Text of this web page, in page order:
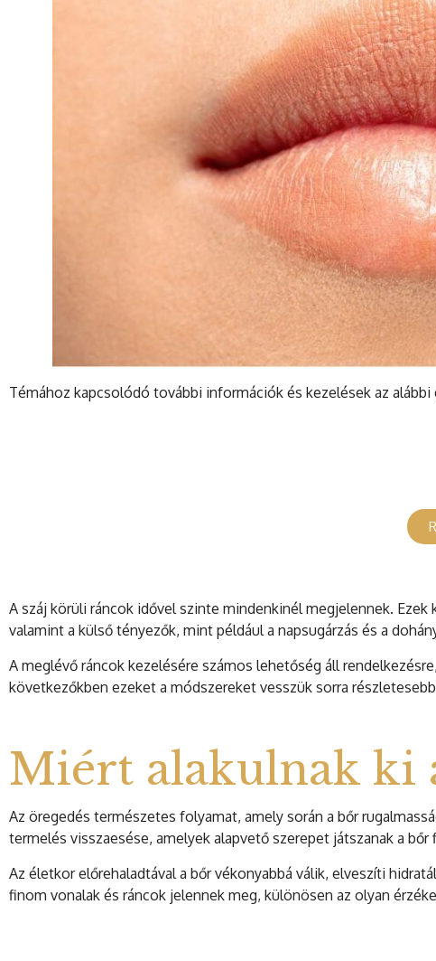
Témához kapcsolódó további információk és kezelések az
A száj körüli ráncok idővel szinte mindenkinél megjelennek.
valamint a külső tényezők, mint például a napsugárzás és a
A meglévő ráncok kezelésére számos lehetőség áll
következőkben ezeket a módszereket vesszük sorra
Miért alakulnak ki
Az öregedés természetes folyamat, amely során a bőr
termelés visszaesése, amelyek alapvető szerepet játszanak a
Az életkor előrehaladtával a bőr vékonyabbá válik, elveszíti
finom vonalak és ráncok jelennek meg, különösen az olyan